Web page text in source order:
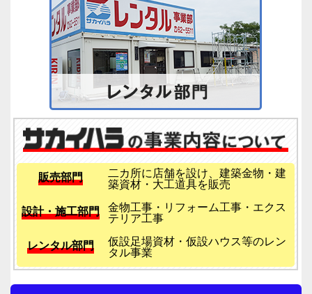
販売部門
二カ所に店舗を設け、建築金物・建
築資材・大工道具を販売
設計・施工部門
金物工事・リフォーム工事・エクス
テリア工事
レンタル部門
仮設足場資材・仮設ハウス等のレン
タル事業